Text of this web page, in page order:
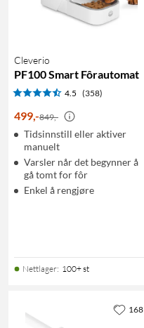
Cleverio
PF100 Smart Fôrautomat
4.5 (358)
499,-849,-
Tidsinnstill eller aktiver
manuelt
Varsler når det begynner å
gå tomt for fôr
Enkel å rengjøre
Nettlager: 100+ st
168